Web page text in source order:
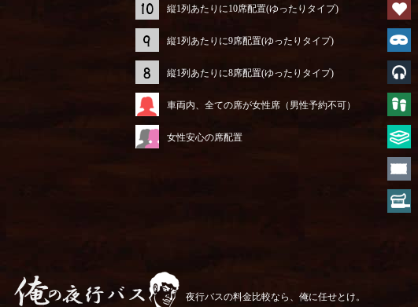
縦1列あたりに10席配置(ゆったりタイプ)
縦1列あたりに9席配置(ゆったりタイプ)
縦1列あたりに8席配置(ゆったりタイプ)
車両内、全ての席が女性席（男性予約不可）
女性安心の席配置
夜行バスの料金比較なら、俺に任せとけ。